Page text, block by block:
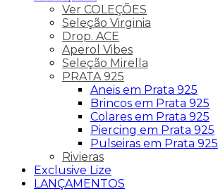
Ver COLEÇÕES
Seleção Virginia
Drop. ACE
Aperol Vibes
Seleção Mirella
PRATA 925
Aneis em Prata 925
Brincos em Prata 925
Colares em Prata 925
Piercing em Prata 925
Pulseiras em Prata 925
Rivieras
Exclusive Lize
LANÇAMENTOS